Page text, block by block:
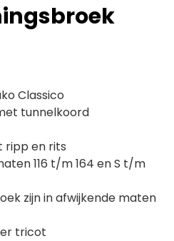
Classico
tunnelkoord
ripp en rits
116 t/m 164 en S t/m
zijn in afwijkende maten
tricot